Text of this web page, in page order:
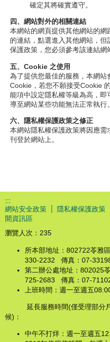
確定其將確實遵守。
四、網站對外的相關連結
本網站的網頁提供其他網站的
的連結，點選進入其他網站，
保護政策，您必須參考該連結網
五、Cookie 之使用
為了提供您最佳的服務，本網
Cookie，若您不願接受Cookie
能項中設定隱私權等級為高，
導至網站某些功能無法正常執行。
六、隱私權保護政策之修正
本網站隱私權保護政策將因應
刊登於網站上。
:::
網站安全政策
隱私權保護政策
開資訊區
瀏覽人次： 235
所本部地址：802722苓
330-2232 傳真：07-
第二辦公處地址：
725-2683 傳真：07-
上班時間：週一至週五
延長服務時間(僅受理部分戶
候)：
中午不打烊：週一至週五